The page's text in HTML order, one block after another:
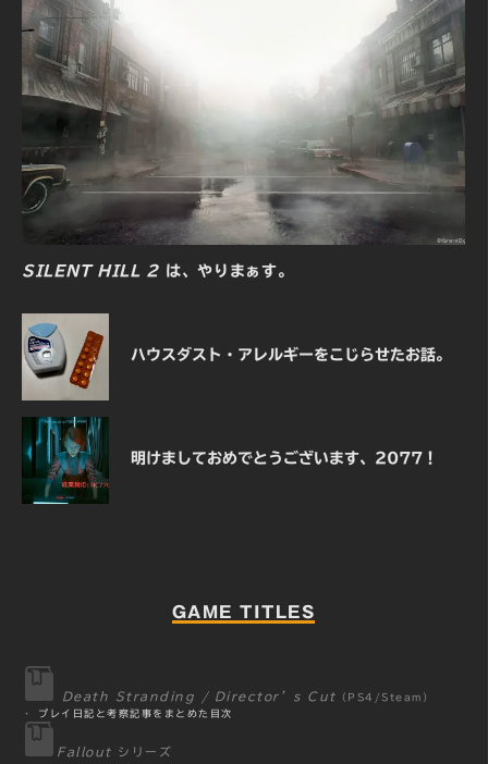
SILENT HILL 2 は、やりまぁす。
ハウスダスト・アレルギーをこじらせたお話。
明けましておめでとうございます、2077！
GAME TITLES
Death Stranding / Director’s Cut （PS4/Steam）
・
プレイ日記と考察記事をまとめた目次
Fallout シリーズ